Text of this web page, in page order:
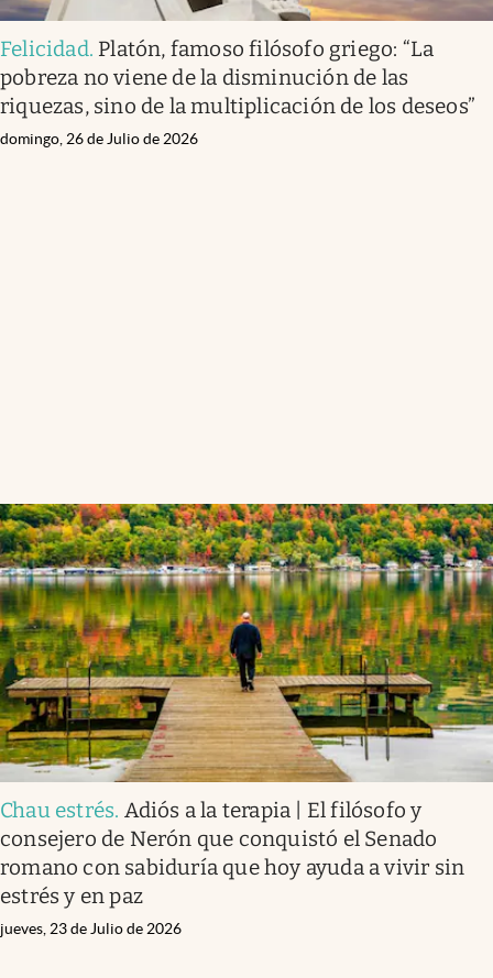
Felicidad. Platón, famoso filósofo griego: “La
pobreza no viene de la disminución de las
riquezas, sino de la multiplicación de los deseos”
domingo, 26 de Julio de 2026
Chau estrés. Adiós a la terapia | El filósofo y
consejero de Nerón que conquistó el Senado
romano con sabiduría que hoy ayuda a vivir sin
estrés y en paz
jueves, 23 de Julio de 2026